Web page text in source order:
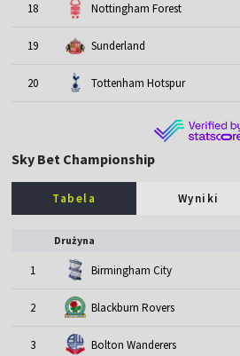
18 Nottingham Forest
19 Sunderland
20 Tottenham Hotspur
Sky Bet Championship
Tabela Wyniki
Drużyna
1 Birmingham City
2 Blackburn Rovers
3 Bolton Wanderers